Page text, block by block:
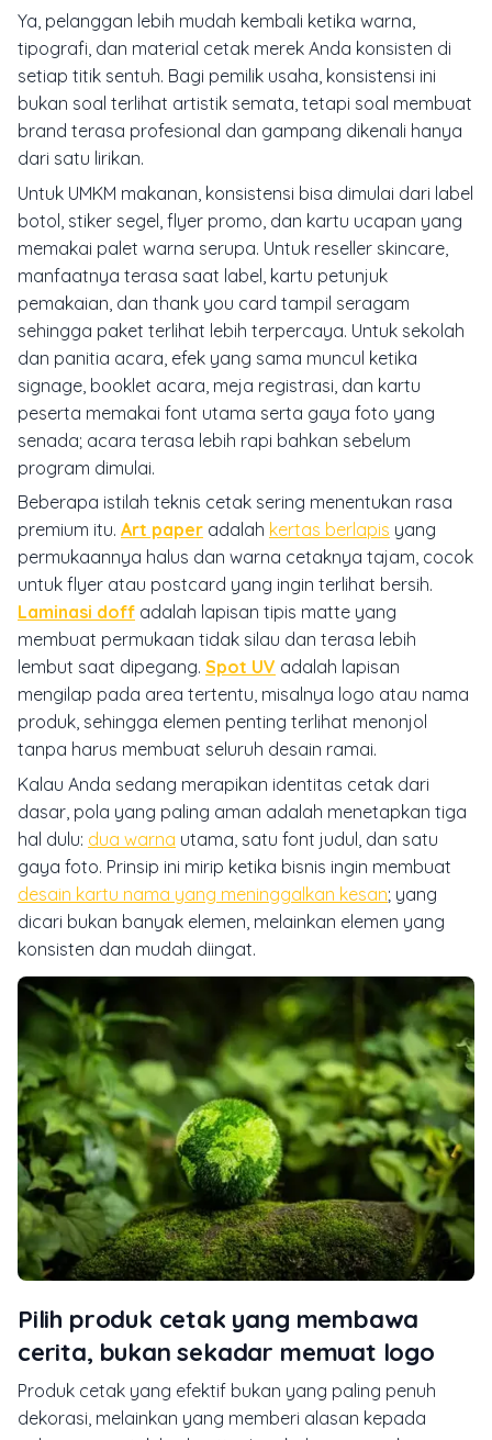
Ya, pelanggan lebih mudah kembali ketika warna,
tipografi, dan material cetak merek Anda konsisten di
setiap titik sentuh. Bagi pemilik usaha, konsistensi ini
bukan soal terlihat artistik semata, tetapi soal membuat
brand terasa profesional dan gampang dikenali hanya
dari satu lirikan.
Untuk UMKM makanan, konsistensi bisa dimulai dari label
botol, stiker segel, flyer promo, dan kartu ucapan yang
memakai palet warna serupa. Untuk reseller skincare,
manfaatnya terasa saat label, kartu petunjuk
pemakaian, dan thank you card tampil seragam
sehingga paket terlihat lebih terpercaya. Untuk sekolah
dan panitia acara, efek yang sama muncul ketika
signage, booklet acara, meja registrasi, dan kartu
peserta memakai font utama serta gaya foto yang
senada; acara terasa lebih rapi bahkan sebelum
program dimulai.
Beberapa istilah teknis cetak sering menentukan rasa
premium itu. Art paper adalah kertas berlapis yang
permukaannya halus dan warna cetaknya tajam, cocok
untuk flyer atau postcard yang ingin terlihat bersih.
Laminasi doff adalah lapisan tipis matte yang
membuat permukaan tidak silau dan terasa lebih
lembut saat dipegang. Spot UV adalah lapisan
mengilap pada area tertentu, misalnya logo atau nama
produk, sehingga elemen penting terlihat menonjol
tanpa harus membuat seluruh desain ramai.
Kalau Anda sedang merapikan identitas cetak dari
dasar, pola yang paling aman adalah menetapkan tiga
hal dulu: dua warna utama, satu font judul, dan satu
gaya foto. Prinsip ini mirip ketika bisnis ingin membuat
desain kartu nama yang meninggalkan kesan; yang
dicari bukan banyak elemen, melainkan elemen yang
konsisten dan mudah diingat.
Pilih produk cetak yang membawa
cerita, bukan sekadar memuat logo
Produk cetak yang efektif bukan yang paling penuh
dekorasi, melainkan yang memberi alasan kepada